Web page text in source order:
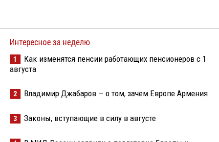
Интересное за неделю
1
Как изменятся пенсии работающих пенсионеров с 1
августа
2 Владимир Джабаров — о том, зачем Европе Армения
3 Законы, вступающие в силу в августе